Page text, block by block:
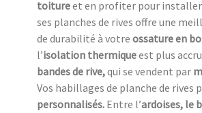
toitureet en profiter pour
ses planches de rives offre une
de durabilité à votre ossature en
l’isolation thermiqueest plus
bandes de rive,qui se vendent par
Vos habillages de planche de rives
personnalisés. Entre l’ardoises, le